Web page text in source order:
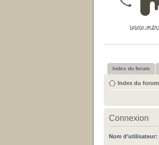
Index du forum
Index du forum
Connexion
Nom d’utilisateur: